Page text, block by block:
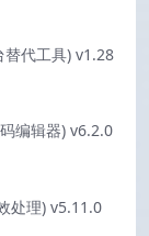
代工具) v1.28
编辑器) v6.2.0
处理) v5.11.0